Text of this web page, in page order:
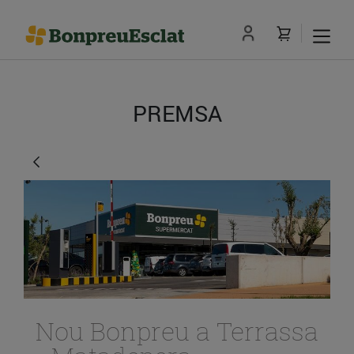
PREMSA
Nou Bonpreu a Terrassa